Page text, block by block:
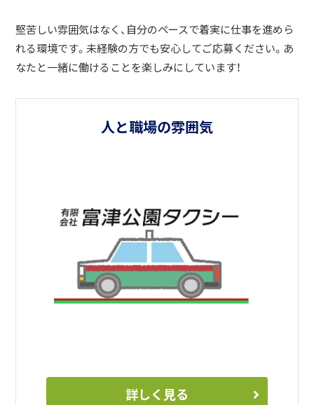
堅苦しい雰囲気はなく、自分のペースで着実に仕事を進めら
れる環境です。未経験の方でも安心してご応募ください。あ
なたと一緒に働けることを楽しみにしています！
人と職場の雰囲気
詳しく見る